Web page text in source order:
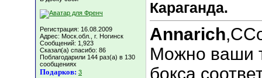
Регистрация: 16.08.2009
Адрес: Моск.обл., г. Ногинск
Сообщений: 1,923
Сказал(а) спасибо: 86
Поблагодарили 144 раз(а) в 130
сообщениях
Подарков: 3
Караганда.
Annarich
Можно ваши
бокса